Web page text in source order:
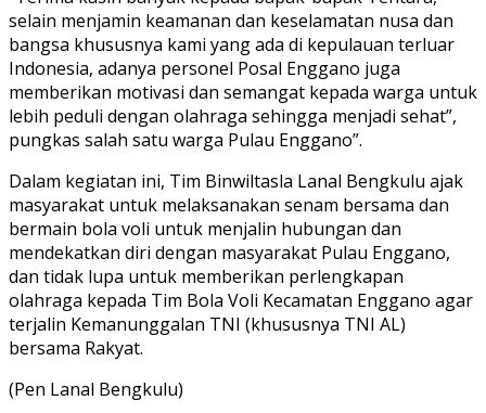
selain menjamin keamanan dan keselamatan nusa dan
bangsa khususnya kami yang ada di kepulauan terluar
Indonesia, adanya personel Posal Enggano juga
memberikan motivasi dan semangat kepada warga untuk
lebih peduli dengan olahraga sehingga menjadi sehat”,
pungkas salah satu warga Pulau Enggano”.
Dalam kegiatan ini, Tim Binwiltasla Lanal Bengkulu ajak
masyarakat untuk melaksanakan senam bersama dan
bermain bola voli untuk menjalin hubungan dan
mendekatkan diri dengan masyarakat Pulau Enggano,
dan tidak lupa untuk memberikan perlengkapan
olahraga kepada Tim Bola Voli Kecamatan Enggano agar
terjalin Kemanunggalan TNI (khususnya TNI AL)
bersama Rakyat.
(Pen Lanal Bengkulu)